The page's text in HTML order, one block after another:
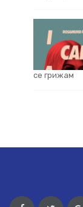
се грижам